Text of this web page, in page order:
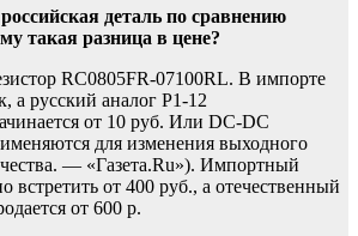
деталь по сравнению
такая разница в цене?
RC0805FR-07100RL. В импорте
а русский аналог Р1-12
от 10 руб. Или DC-DC
для изменения выходного
— «Газета.Ru»). Импортный
от 400 руб., а отечественный
от 600 р.